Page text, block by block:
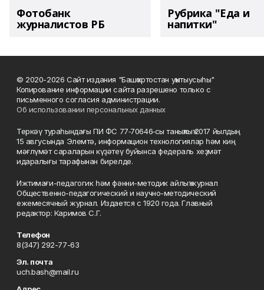
Фотобанк
журналистов РБ
Рубрика "Еда и
напитки"
© 2020-2026 Сайт издания "Башҡортостан уҡытыусыһы"
Копирование информации сайта разрешено только с
письменного согласия администрации.
Об использовании персональных данных
Теркәү тураһындағы ПИ ФС 77‑70646‑сы таныҡлыҡ 2017 йылдың
15 авгусында Элемтә, информацион технологиялар һәм киң
мәғлүмәт сараларын күҙәтеү буйынса федераль хеҙмәт
идаралығы тарафынан бирелде.
Ижтимағи-педагогик һәм фәнни-методик айлыҡ журнал
Общественно-педагогический и научно-методический
ежемесячный журнал. Издается с 1920 года. Главный
редактор: Каримов С.Г.
Телефон
8(347) 292-77-63
Эл. почта
uch.bash@mail.ru